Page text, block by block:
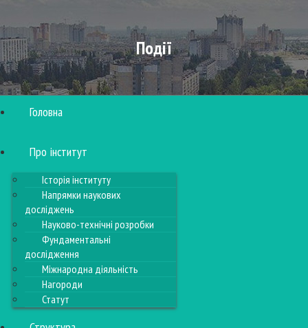
Головна
Про інститут
Історія інституту
Напрямки наукових
досліджень
Науково-технічні розробки
Фундаментальні
дослідження
Міжнародна діяльність
Нагороди
Статут
Події